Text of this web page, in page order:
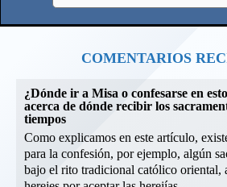
COMENTARIOS
¿Dónde ir a Misa o confesarse en
acerca de dónde recibir los
tiempos
Como explicamos en este artículo,
para la confesión, por ejemplo, algún
bajo el rito tradicional católico oriental,